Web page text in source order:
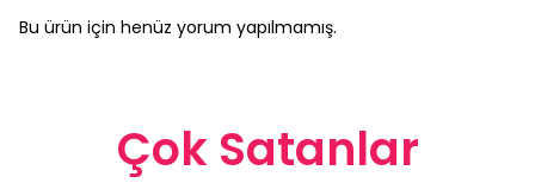
Bu ürün için henüz yorum yapılmamış.
Çok Satanlar